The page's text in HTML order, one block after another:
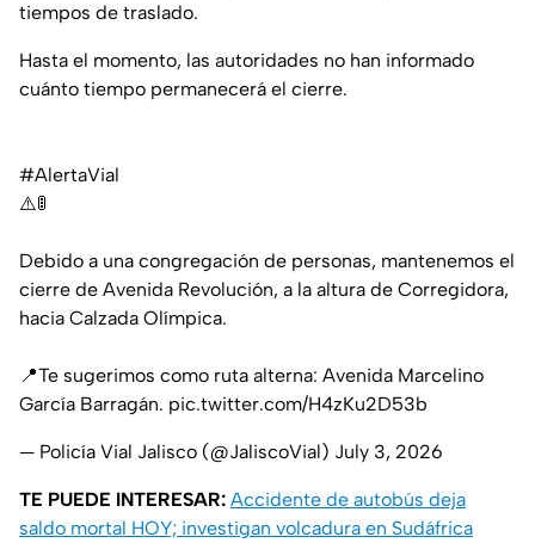
tiempos de traslado.
Hasta el momento, las autoridades no han informado
cuánto tiempo permanecerá el cierre.
#AlertaVial
⚠️🚦
Debido a una congregación de personas, mantenemos el
cierre de Avenida Revolución, a la altura de Corregidora,
hacia Calzada Olímpica.
📍Te sugerimos como ruta alterna: Avenida Marcelino
García Barragán. pic.twitter.com/H4zKu2D53b
— Policía Vial Jalisco (@JaliscoVial) July 3, 2026
TE PUEDE INTERESAR: Accidente de autobús deja
saldo mortal HOY; investigan volcadura en Sudáfrica